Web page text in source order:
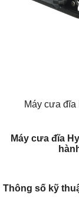
Máy cưa
Máy cưa đĩa
Thông số kỹ